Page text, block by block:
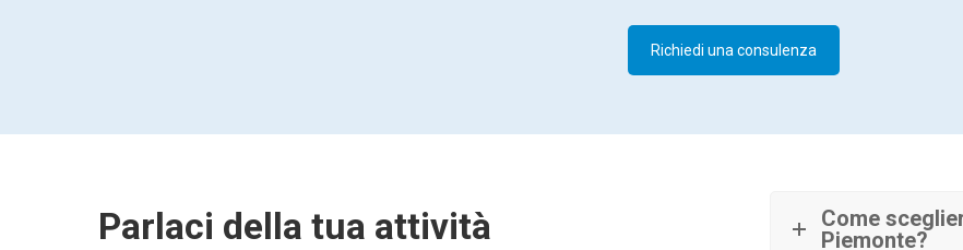
Richiedi una consulenza
Parlaci della tua attività
Come
Piemonte?